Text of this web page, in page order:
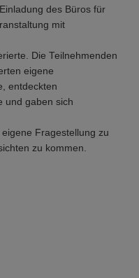
des Büros für
mit
Die Teilnehmenden
eigene
entdeckten
und gaben sich
Fragestellung zu
zu kommen.